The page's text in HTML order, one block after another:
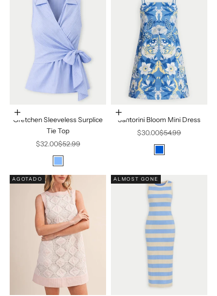
Elige opciones
Gretchen Sleeveless Surplice
Tie Top
Precio de oferta
$32.00Precio normal
$52.99
Sky Blue
Elige opciones
Santorini Bloom Mini Dress
Precio de oferta
$30.00Precio normal
$54.99
Blue
AGOTADO ALMOST GONE